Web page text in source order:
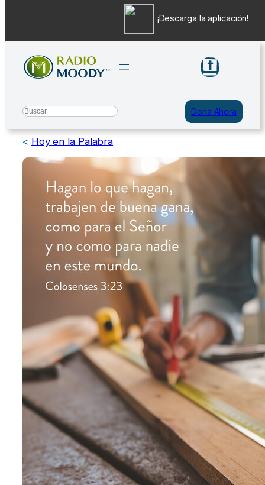
contenido
Search Dona Ahora
< Hoy en la Palabra
¡Descarga la aplicación!